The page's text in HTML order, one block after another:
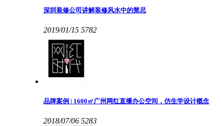
深圳装修公司讲解装修风水中的禁忌
2019/01/15 5782
品牌案例 | 1600㎡广州网红直播办公空间，仿生学设计概念
2018/07/06 5283